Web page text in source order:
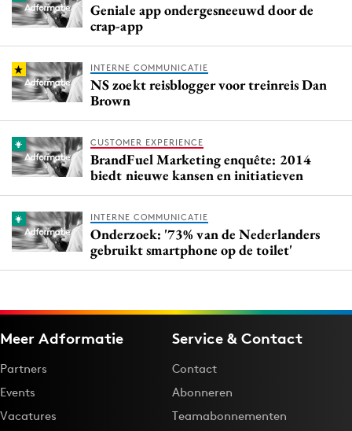
Geniale app ondergesneeuwd door de
crap-app
INTERNE COMMUNICATIE
NS zoekt reisblogger voor treinreis Dan
Brown
CUSTOMER EXPERIENCE
BrandFuel Marketing enquête: 2014
biedt nieuwe kansen en initiatieven
INTERNE COMMUNICATIE
Onderzoek: '73% van de Nederlanders
gebruikt smartphone op de toilet'
Meer Adformatie
Partners
Events
Vacatures
Service & Contact
Contact
Abonneren
Teamabonnementen